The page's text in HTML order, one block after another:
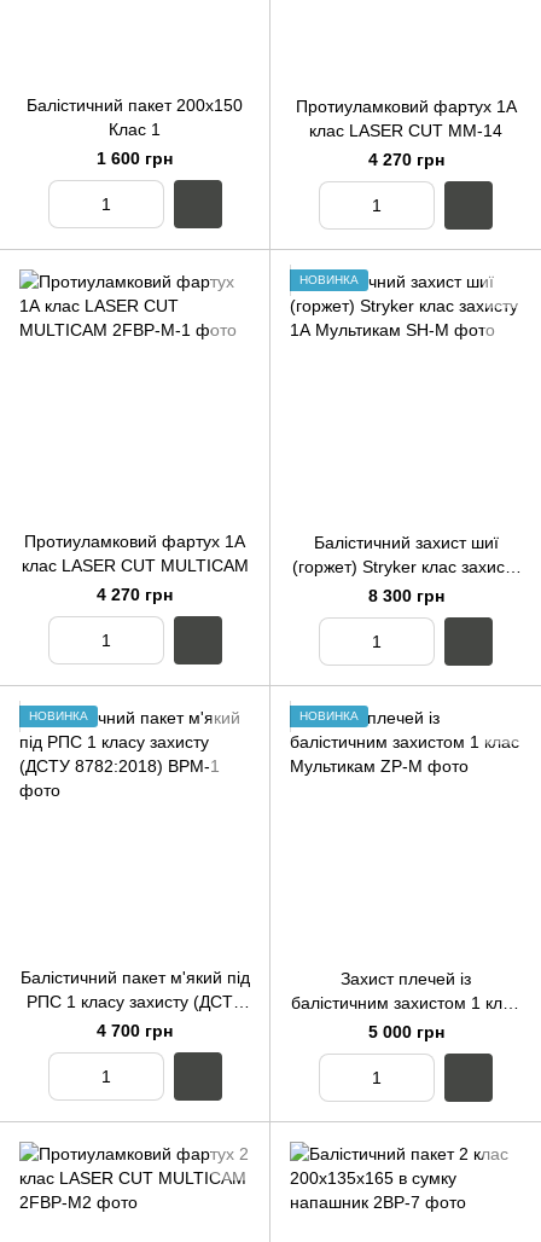
Балістичний пакет 200x150
Клас 1
1 600 грн
Протиуламковий фартух 1А
клас LASER CUT MМ-14
4 270 грн
Протиуламковий фартух 1А
клас LASER CUT MULTICAM
4 270 грн
НОВИНКА
Балістичний захист шиї
(горжет) Stryker клас захисту
1А Мультикам
8 300 грн
НОВИНКА
Балістичний пакет м'який під
РПС 1 класу захисту (ДСТУ
8782:2018)
4 700 грн
НОВИНКА
Захист плечей із
балістичним захистом 1 клас
Мультикам
5 000 грн